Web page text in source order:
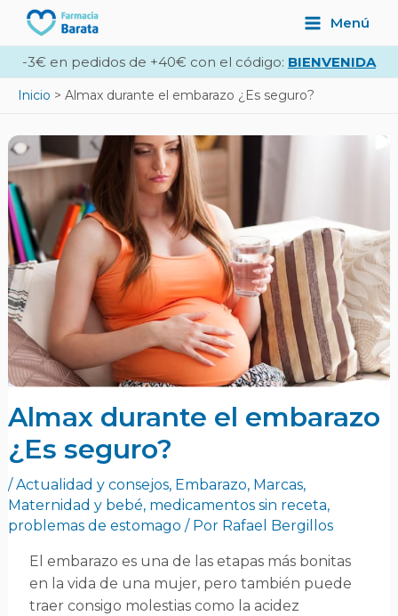
contenido
Main
Menu
Menú
-3€ en pedidos de +40€ con el código: BIENVENIDA
Inicio Almax durante el embarazo ¿Es seguro?
Almax durante el embarazo
¿Es seguro?
/Actualidad y consejos, Embarazo, Marcas,
Maternidad y bebé, medicamentos sin receta,
problemas de estomago / Por Rafael Bergillos
El embarazo es una de las etapas más bonitas
en la vida de una mujer, pero también puede
traer consigo molestias como la acidez
Navegación
de
entradas